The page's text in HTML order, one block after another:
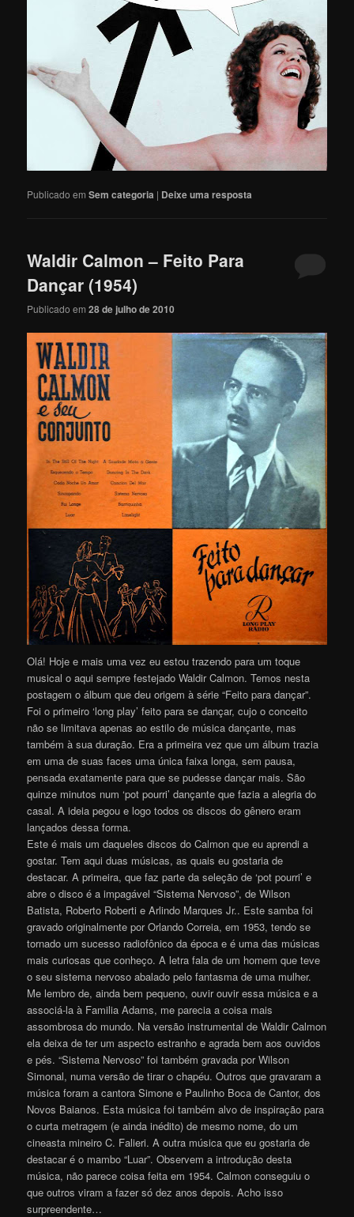
Publicado em Sem categoria | Deixe uma resposta
Waldir Calmon – Feito Para
Dançar (1954)
Publicado em28 de julho de 2010
Olá! Hoje e mais uma vez eu estou trazendo para um toque
musical o aqui sempre festejado Waldir Calmon. Temos nesta
postagem o álbum que deu origem à série “Feito para dançar”.
Foi o primeiro ‘long play’ feito para se dançar, cujo o conceito
não se limitava apenas ao estilo de música dançante, mas
também à sua duração. Era a primeira vez que um álbum trazia
em uma de suas faces uma única faixa longa, sem pausa,
pensada exatamente para que se pudesse dançar mais. São
quinze minutos num ‘pot pourri’ dançante que fazia a alegria do
casal. A ideia pegou e logo todos os discos do gênero eram
lançados dessa forma.
Este é mais um daqueles discos do Calmon que eu aprendi a
gostar. Tem aqui duas músicas, as quais eu gostaria de
destacar. A primeira, que faz parte da seleção de ‘pot pourri’ e
abre o disco é a impagável “Sistema Nervoso”, de Wilson
Batista, Roberto Roberti e Arlindo Marques Jr.. Este samba foi
gravado originalmente por Orlando Correia, em 1953, tendo se
tornado um sucesso radiofônico da época e é uma das músicas
mais curiosas que conheço. A letra fala de um homem que teve
o seu sistema nervoso abalado pelo fantasma de uma mulher.
Me lembro de, ainda bem pequeno, ouvir ouvir essa música e a
associá-la à Familia Adams, me parecia a coisa mais
assombrosa do mundo. Na versão instrumental de Waldir Calmon
ela deixa de ter um aspecto estranho e agrada bem aos ouvidos
e pés. “Sistema Nervoso” foi também gravada por Wilson
Simonal, numa versão de tirar o chapéu. Outros que gravaram a
música foram a cantora Simone e Paulinho Boca de Cantor, dos
Novos Baianos. Esta música foi também alvo de inspiração para
o curta metragem (e ainda inédito) de mesmo nome, do um
cineasta mineiro C. Falieri. A outra música que eu gostaria de
destacar é o mambo “Luar”. Observem a introdução desta
música, não parece coisa feita em 1954. Calmon conseguiu o
que outros viram a fazer só dez anos depois. Acho isso
surpreendente…